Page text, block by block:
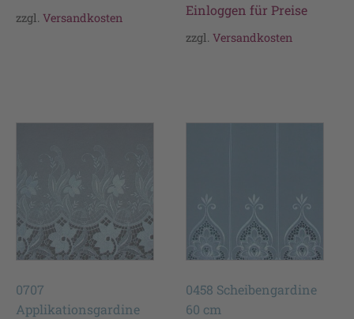
zzgl. Versandkosten
Einloggen für Preise
zzgl.Versandkosten
0707
Applikationsgardine
0458 Scheibengardine
60 cm